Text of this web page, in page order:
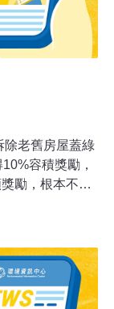
然及土地之間
除老舊房屋蓋綠
容積獎勵，
勵，根本不符
大樹，加上如
命運。原來，
博，所蓋的短
，建商就能獲